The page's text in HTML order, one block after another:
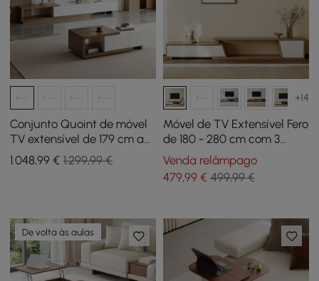
Conjunto Quoint de móvel
TV extensível de 179 cm a
255 cm e mesa de centro
em branco e nogueira
1.048,99 € 1.299,99 €
+14
Móvel de TV Extensível Fero
de 180 - 280 cm com 3
Gavetas
Venda relâmpago
479,99€ 499,99 €
De volta às aulas